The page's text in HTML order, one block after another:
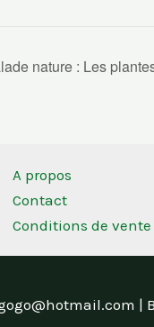
nature : Les
A propos
Contact
Conditions de vente
|